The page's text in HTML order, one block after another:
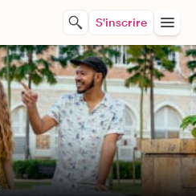
S'inscrire